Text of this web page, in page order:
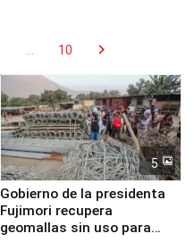
10 chevron_right
5
Gobierno de la presidenta
Fujimori recupera
geomallas sin uso para